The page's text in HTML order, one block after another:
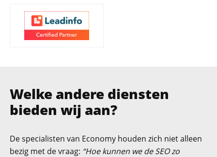
Welke andere diensten
bieden wij aan?
De specialisten van Economy houden zich niet alleen
bezig met de vraag: “Hoe kunnen we de SEO zo